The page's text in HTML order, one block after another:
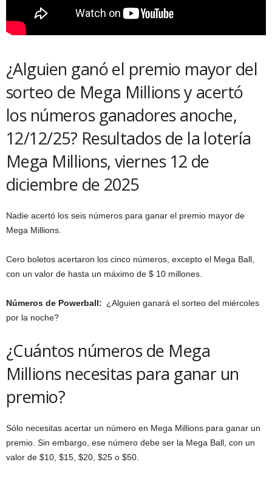
¿Alguien ganó el premio mayor del
sorteo de Mega Millions y acertó
los números ganadores anoche,
12/12/25? Resultados de la lotería
Mega Millions, viernes 12 de
diciembre de 2025
Nadie acertó los seis números para ganar el premio mayor de
Mega Millions.
Cero boletos acertaron los cinco números, excepto el Mega Ball,
con un valor de hasta un máximo de $ 10 millones.
Números de Powerball: ¿Alguien ganará el sorteo del miércoles
por la noche?
¿Cuántos números de Mega
Millions necesitas para ganar un
premio?
Sólo necesitas acertar un número en Mega Millions para ganar un
premio. Sin embargo, ese número debe ser la Mega Ball, con un
valor de $10, $15, $20, $25 o $50.